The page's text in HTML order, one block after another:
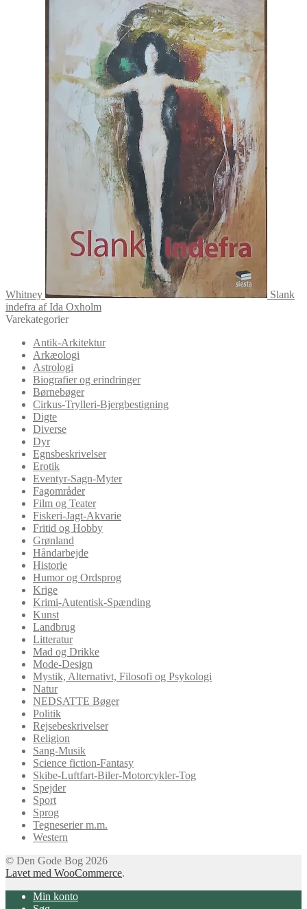
Whitney
Slank
indefra af Ida Oxholm
Varekategorier
Antik-Arkitektur
Arkæologi
Astrologi
Biografier og erindringer
Børnebøger
Cirkus-Trylleri-Bjergbestigning
Digte
Diverse
Dyr
Egnsbeskrivelser
Erotik
Eventyr-Sagn-Myter
Fagområder
Film og Teater
Fiskeri-Jagt-Akvarie
Fritid og Hobby
Grønland
Håndarbejde
Historie
Humor og Ordsprog
Krige
Krimi-Autentisk-Spænding
Kunst
Landbrug
Litteratur
Mad og Drikke
Mode-Design
Mystik, Alternativt, Filosofi og Psykologi
Natur
NEDSATTE Bøger
Politik
Rejsebeskrivelser
Religion
Sang-Musik
Science fiction-Fantasy
Skibe-Luftfart-Biler-Motorcykler-Tog
Spejder
Sport
Sprog
Tegneserier m.m.
Western
© Den Gode Bog 2026
Lavet med WooCommerce.
Min konto